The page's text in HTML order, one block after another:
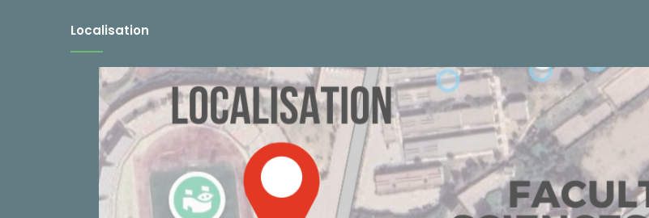
Localisation